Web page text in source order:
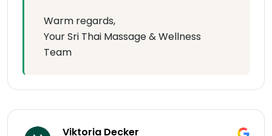
Warm regards,
Your Sri Thai Massage & Wellness
Team
Viktoria Decker